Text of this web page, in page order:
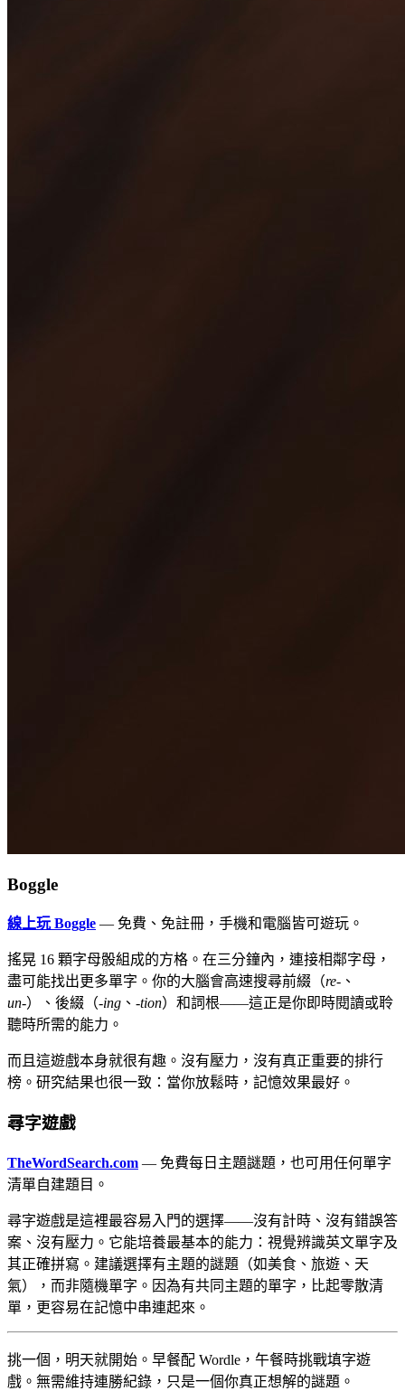
Boggle
線上玩 Boggle — 免費、免註冊，手機和電腦皆可遊玩。
搖晃 16 顆字母骰組成的方格。在三分鐘內，連接相鄰字母，
盡可能找出更多單字。你的大腦會高速搜尋前綴（re- 、
un-）、後綴（-ing 、 -tion）和詞根——這正是你即時閱讀或聆
聽時所需的能力。
而且這遊戲本身就很有趣。沒有壓力，沒有真正重要的排行
榜。研究結果也很一致：當你放鬆時，記憶效果最好。
尋字遊戲
TheWordSearch.com — 免費每日主題謎題，也可用任何單字
清單自建題目。
尋字遊戲是這裡最容易入門的選擇——沒有計時、沒有錯誤答
案、沒有壓力。它能培養最基本的能力：視覺辨識英文單字及
其正確拼寫。建議選擇有主題的謎題（如美食、旅遊、天
氣），而非隨機單字。因為有共同主題的單字，比起零散清
單，更容易在記憶中串連起來。
挑一個，明天就開始。早餐配 Wordle，午餐時挑戰填字遊
戲。無需維持連勝紀錄，只是一個你真正想解的謎題。